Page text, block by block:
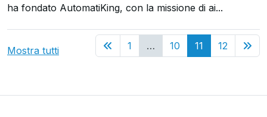
ha fondato AutomatiKing, con la missione di ai...
Mostra tutti 1 … 10 11 (current)
12